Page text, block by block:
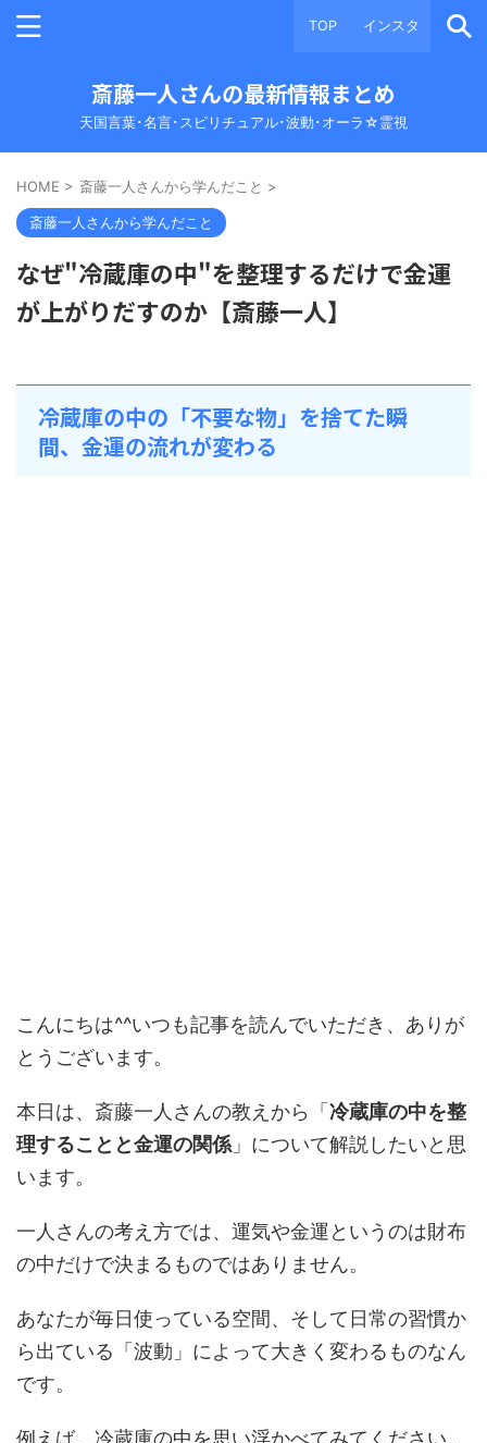
TOP インスタ
斎藤一人さんの最新情報まとめ
天国言葉･名言･スピリチュアル･波動･オーラ☆霊視
HOME > 斎藤一人さんから学んだこと >
斎藤一人さんから学んだこと
なぜ"冷蔵庫の中"を整理するだけで金運
が上がりだすのか【斎藤一人】
冷蔵庫の中の「不要な物」を捨てた瞬
間、金運の流れが変わる
こんにちは^^いつも記事を読んでいただき、ありが
とうございます。
本日は、斎藤一人さんの教えから「 冷蔵庫の中を整
理することと金運の関係 」について解説したいと思
います。
一人さんの考え方では、運気や金運というのは財布
の中だけで決まるものではありません。
あなたが毎日使っている空間、そして日常の習慣か
ら出ている「波動」によって大きく変わるものなん
です。
例えば、冷蔵庫の中を思い浮かべてみてください。